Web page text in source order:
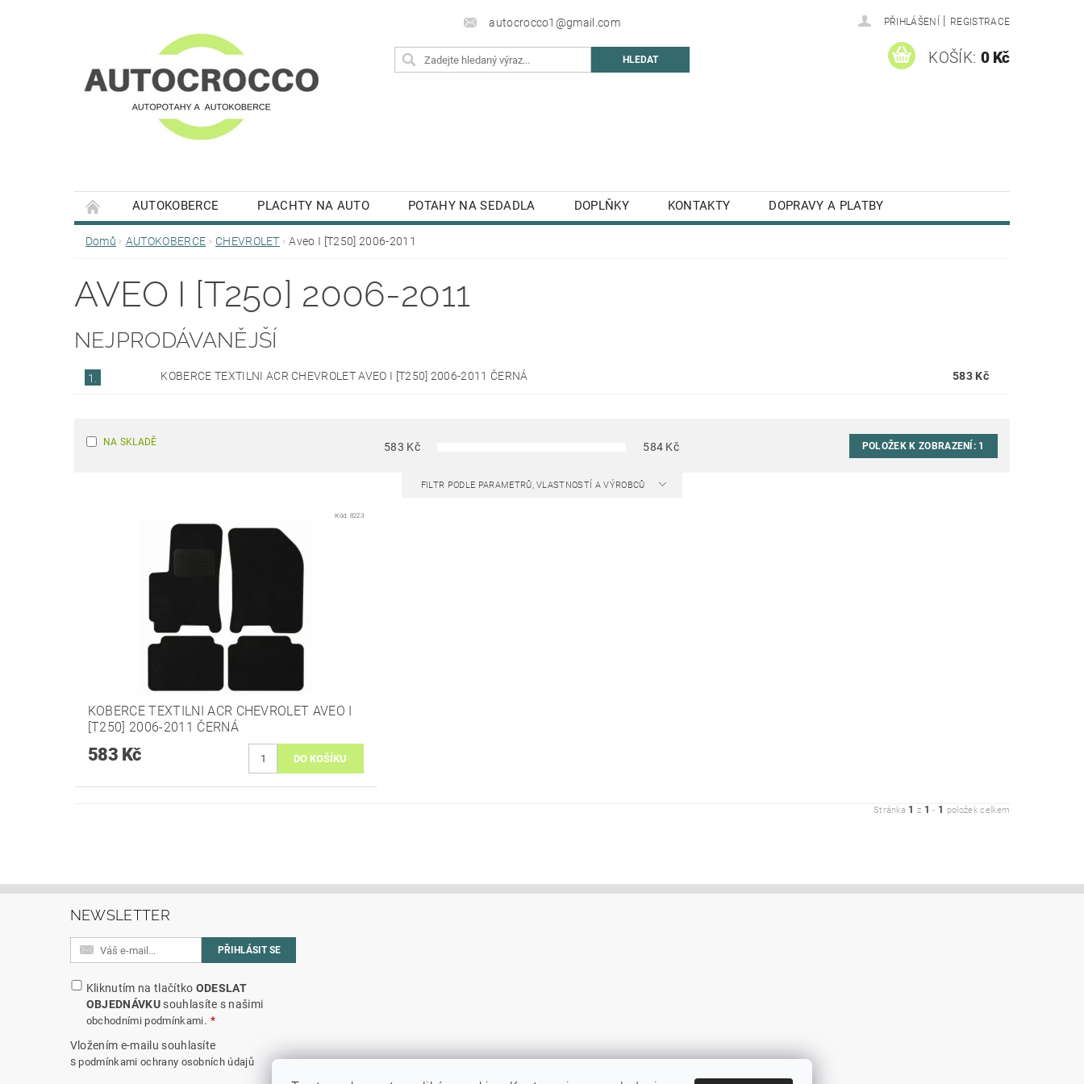
autocrocco1@gmail.com PŘIHLÁŠENÍ | REGISTRACE
KOŠÍK: 0 Kč
AUTOKOBERCE PLACHTY NA AUTO POTAHY NA SEDADLA DOPLŇKY KONTAKTY DOPRAVY A PLATBY
Domů AUTOKOBERCE CHEVROLET Aveo I [T250] 2006-2011
AVEO I [T250] 2006-2011
NEJPRODÁVANĚJŠÍ
1. KOBERCE TEXTILNI ACR CHEVROLET AVEO I [T250] 2006-2011 ČERNÁ 583 Kč
NA SKLADĚ 583 Kč 584 Kč POLOŽEK K ZOBRAZENÍ: 1
FILTR PODLE PARAMETRŮ, VLASTNOSTÍ A VÝROBCŮ
Kód: 8223
KOBERCE TEXTILNI ACR CHEVROLET AVEO I
[T250] 2006-2011 ČERNÁ
583 Kč
Stránka 1 z 1 - 1 položek celkem
NEWSLETTER
Kliknutím na tlačítko ODESLAT
OBJEDNÁVKUsouhlasíte s našimi
obchodními podmínkami.
Vložením e-mailu souhlasíte
s podmínkami ochrany osobních údajů